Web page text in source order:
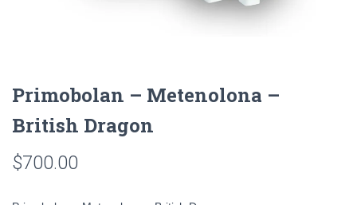
Primobolan – Metenolona –
British Dragon
$700.00